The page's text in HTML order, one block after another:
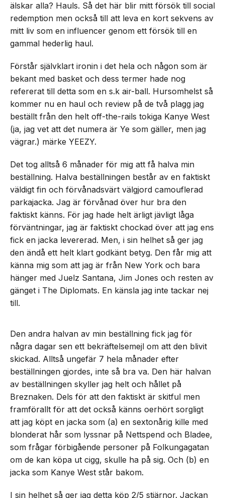
älskar alla? Hauls. Så det här blir mitt försök till social
redemption men också till att leva en kort sekvens av
mitt liv som en influencer genom ett försök till en
gammal hederlig haul.
Förstår självklart ironin i det hela och någon som är
bekant med basket och dess termer hade nog
refererat till detta som en s.k air-ball. Hursomhelst så
kommer nu en haul och review på de två plagg jag
beställt från den helt off-the-rails tokiga Kanye West
(ja, jag vet att det numera är Ye som gäller, men jag
vägrar.) märke YEEZY.
Det tog alltså 6 månader för mig att få halva min
beställning. Halva beställningen består av en faktiskt
väldigt fin och förvånadsvärt välgjord camouflerad
parkajacka. Jag är förvånad över hur bra den
faktiskt känns. För jag hade helt ärligt jävligt låga
förväntningar, jag är faktiskt chockad över att jag ens
fick en jacka levererad. Men, i sin helhet så ger jag
den ändå ett helt klart godkänt betyg. Den får mig att
känna mig som att jag är från New York och bara
hänger med Juelz Santana, Jim Jones och resten av
gänget i The Diplomats. En känsla jag inte tackar nej
till.
Den andra halvan av min beställning fick jag för
några dagar sen ett bekräftelsemejl om att den blivit
skickad. Alltså ungefär 7 hela månader efter
beställningen gjordes, inte så bra va. Den här halvan
av beställningen skyller jag helt och hållet på
Breznaken. Dels för att den faktiskt är skitful men
framförallt för att det också känns oerhört sorgligt
att jag köpt en jacka som (a) en sextonårig kille med
blonderat hår som lyssnar på Nettspend och Bladee,
som frågar förbigående personer på Folkungagatan
om de kan köpa ut cigg, skulle ha på sig. Och (b) en
jacka som Kanye West står bakom.
I sin helhet så ger jag detta köp 2/5 stjärnor. Jackan